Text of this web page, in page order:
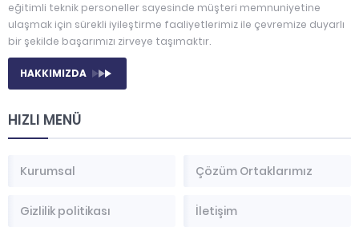
eğitimli teknik personeller sayesinde müşteri memnuniyetine
ulaşmak için sürekli iyileştirme faaliyetlerimiz ile çevremize duyarlı
bir şekilde başarımızı zirveye taşımaktır.
HAKKIMIZDA
HIZLI MENÜ
Kurumsal Çözüm Ortaklarımız
Gizlilik politikası İletişim